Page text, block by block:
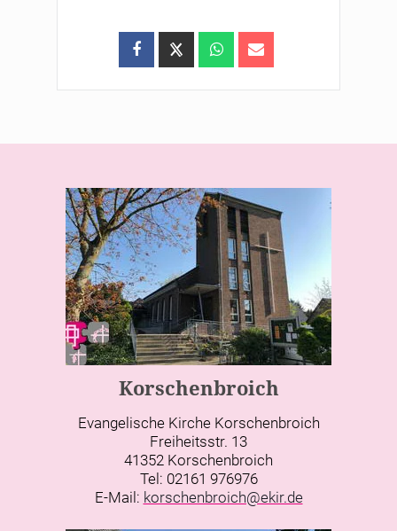
Korschenbroich
Evangelische Kirche Korschenbroich
Freiheitsstr. 13
41352 Korschenbroich
Tel: 02161 976976
E-Mail: korschenbroich@ekir.de